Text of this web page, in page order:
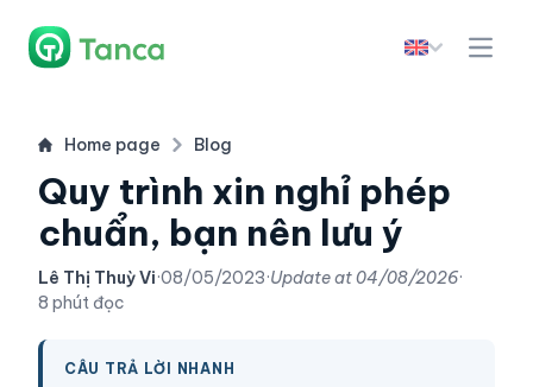
Home page Blog
Quy trình xin nghỉ phép
chuẩn, bạn nên lưu ý
Lê Thị Thuỳ Vi·08/05/2023·Update at04/08/2026·
8 phút đọc
CÂU TRẢ LỜI NHANH